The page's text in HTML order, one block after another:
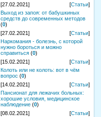
[27.02.2021]
[Статьи]
Выход из запоя: от бабушкиных
средств до современных методов
(0)
[27.02.2021]
[Статьи]
Наркомания - болезнь, с которой
нужно бороться и можно
справиться (0)
[15.02.2021]
[Статьи]
Колоть или не колоть: вот в чём
вопрос (0)
[14.02.2021]
[Статьи]
Пансионат для лежачих больных:
хорошие условия, медицинское
наблюдение (0)
[08.02.2021]
[Статьи]